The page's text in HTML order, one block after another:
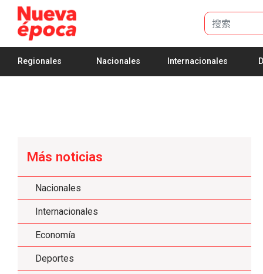
跳转到主内容
Regionales Nacionales Internacionales
Más noticias
Nacionales
Internacionales
Economía
Deportes